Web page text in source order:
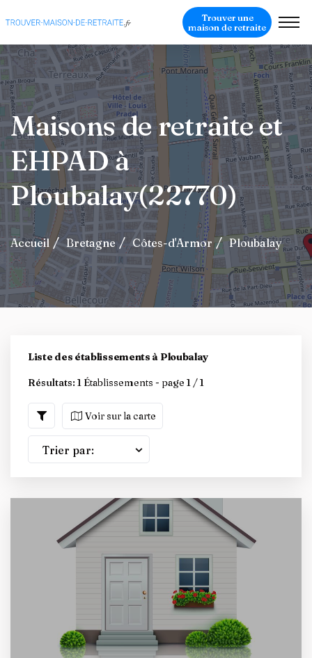
Trouver une
maison de retraite
Maisons de retraite et
EHPAD à
Ploubalay(22770)
Accueil Bretagne Côtes-d'Armor Ploubalay
Liste des établissements à Ploubalay
Résultats: 1 Établissements - page 1 / 1
Voir sur la carte
Trier par: